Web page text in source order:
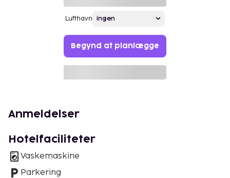
Lufthavn
Begynd at planlægge
Anmeldelser
Hotelfaciliteter
Vaskemaskine
Parkering